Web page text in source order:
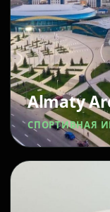
Almaty
СПОРТИВНАЯ